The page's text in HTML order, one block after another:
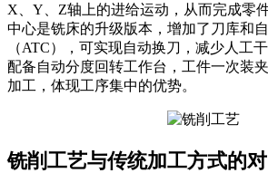
X、Y、Z轴上的进给运动，从而完成零
中心是铣床的升级版本，增加了刀库和
（ATC），可实现自动换刀，减少人工
配备自动分度回转工作台，工件一次装
加工，体现工序集中的优势。
铣削工艺与传统加工方式的